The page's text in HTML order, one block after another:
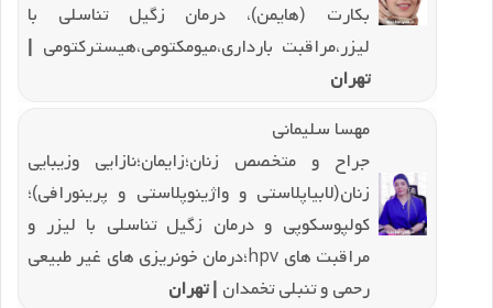
بکارت (هایمن)، درمان زگیل تناسلی با
لیزر،مراقبت بارداری،میومکتومی،هیسترکتومی |
تهران
مهسا سلیمانی
جراح و متخصص زنان؛زایمان؛نازایی و‌زیبایی
زنان(لابیاپلاستی و‌ واژینوپلاستی و پرینورافی)؛
کولپوسکوپی و درمان زگیل تناسلی با لیزر و
مراقبت های hpv؛درمان خونریزی های غیر طبیعی
رحمی و تنبلی تخمدان | تهران